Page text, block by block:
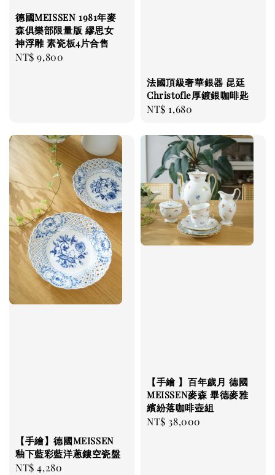
德國MEISSEN 1981年麥
森俱樂部限量版 繆思女
神浮雕 素瓷板4片合售
Regular
NT$ 9,800
法國頂級奢華銀器 昆廷
Christofle厚鍍銀咖啡匙
Regular
NT$ 1,680
【手繪】德國MEISSEN
釉下藍彩藍洋蔥鏤空瓷盤
Regular
NT$ 4,280
【手繪 】百年歲月 德國
MEISSEN麥森 畢德麥雅
繽紛落咖啡壺組
Regular
NT$ 38,000